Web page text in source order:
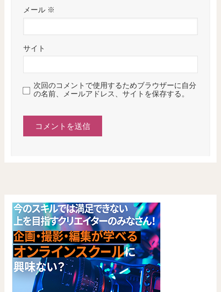
メール ※
サイト
次回のコメントで使用するためブラウザーに自分
の名前、メールアドレス、サイトを保存する。